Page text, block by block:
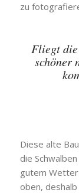
zu
Fliegt die
schöner
Diese alte
die
gutem
oben,